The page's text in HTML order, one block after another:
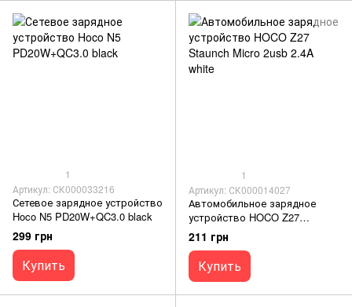
1
Артикул: СК000033216
Сетевое зарядное устройство
Hoco N5 PD20W+QC3.0 black
299 грн
Купить
1
Артикул: СК000014027
Автомобильное зарядное
устройство HOCO Z27
Staunch Micro 2usb 2.4A white
211 грн
Купить